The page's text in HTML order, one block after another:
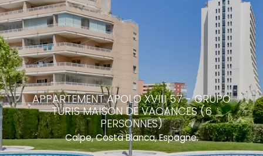
APPARTEMENT APOLO XVIII 57 - GRUPO
TURIS MAISON DE VACANCES (6
PERSONNES)
Calpe, Costa Blanca, Espagne.